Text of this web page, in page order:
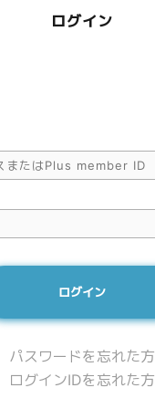
ログイン
パスワードを忘れた方
ログインIDを忘れた方